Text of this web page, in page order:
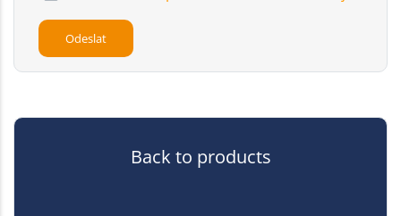
Back to products